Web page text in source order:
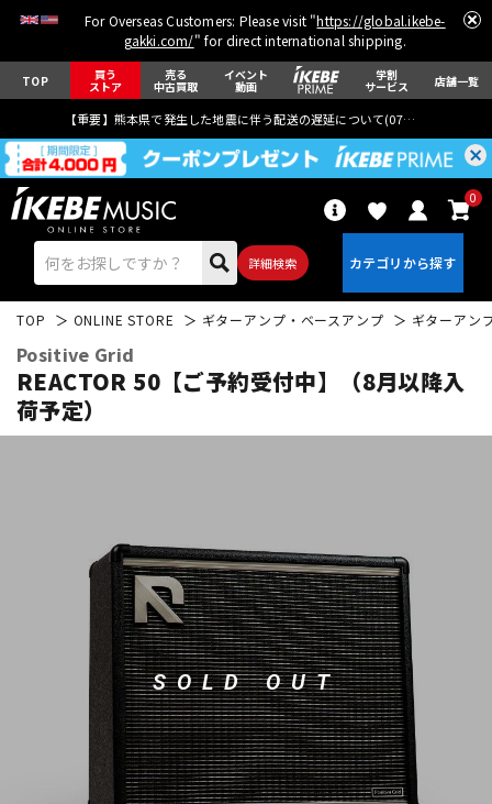
For Overseas Customers: Please visit "https://global.ikebe-
gakki.com/" for direct international shipping.
TOP 買う
ストア
売る
中古買取
イベント
動画
学割
サービス 店舗一覧
【重要】熊本県で発生した地震に伴う配送の遅延について(07月29日
詳細検索
0
ドラム パーカッション
キーボード 電子ピアノ
管楽器 その他楽器
TOP ONLINE STORE ギターアンプ・ベースアンプ ギターアン
Positive Grid
REACTOR 50【ご予約受付中】（8月以降入
荷予定）
SOLD OUT